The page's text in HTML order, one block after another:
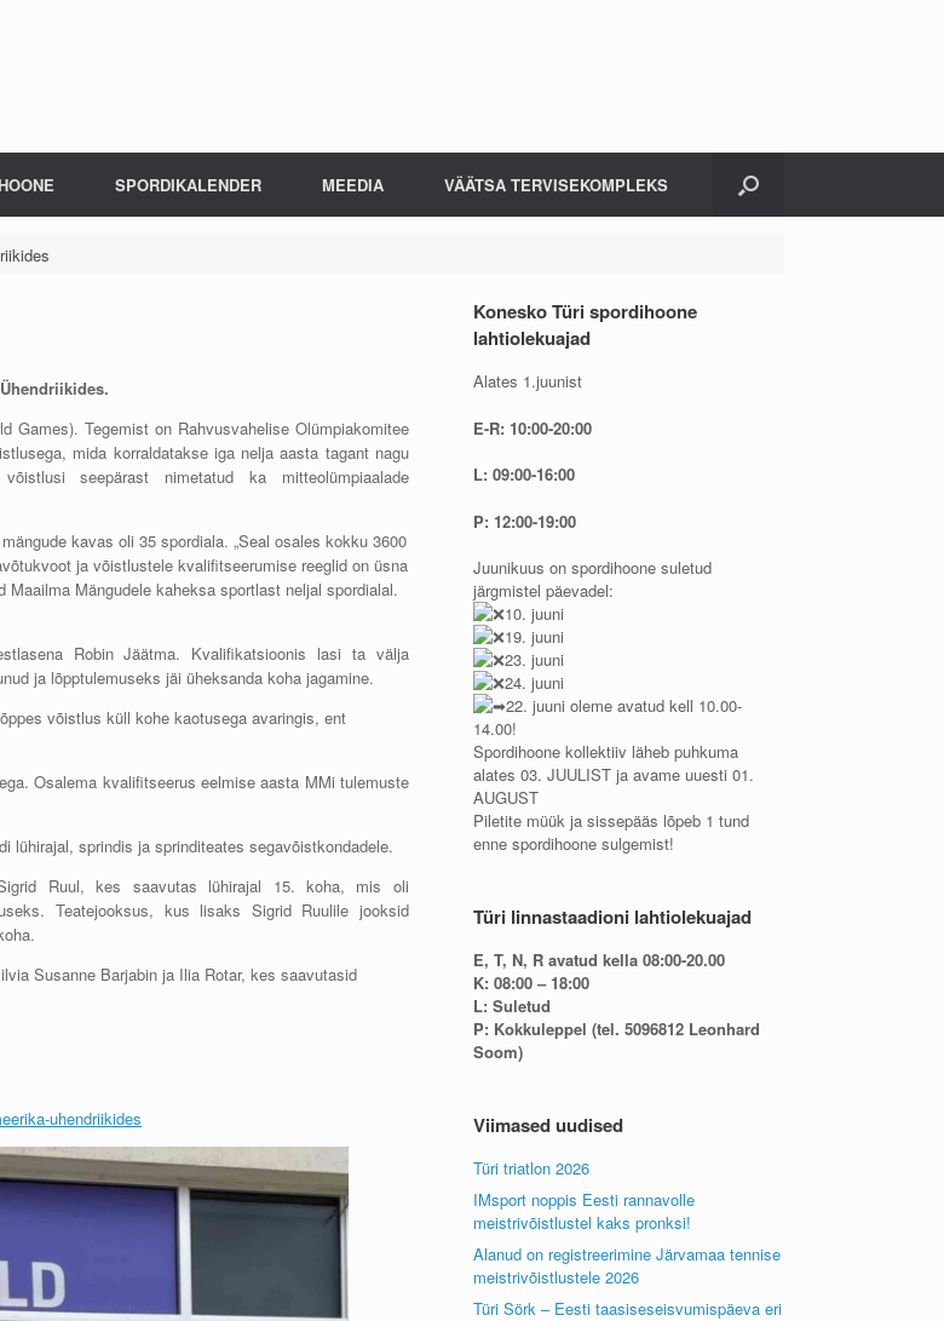
SPORDIKALENDER MEEDIA VÄÄTSA TERVISEKOMPLEKS
Games). Tegemist on Rahvusvahelise Olümpiakomitee
mida korraldatakse iga nelja aasta tagant nagu
seepärast nimetatud ka mitteolümpiaalade
kavas oli 35 spordiala. „Seal osales kokku 3600
ja võistlustele kvalifitseerumise reeglid on üsna
Mängudele kaheksa sportlast neljal spordialal.
Robin Jäätma. Kvalifikatsioonis lasi ta välja
ja lõpptulemuseks jäi üheksanda koha jagamine.
võistlus küll kohe kaotusega avaringis, ent
Osalema kvalifitseerus eelmise aasta MMi tulemuste
lühirajal, sprindis ja sprinditeates segavõistkondadele.
Ruul, kes saavutas lühirajal 15. koha, mis oli
Teatejooksus, kus lisaks Sigrid Ruulile jooksid
Susanne Barjabin ja Ilia Rotar, kes saavutasid
uhendriikides
Konesko Türi spordihoone
lahtiolekuajad
Alates 1.juunist
E-R: 10:00-20:00
L: 09:00-16:00
P: 12:00-19:00
Juunikuus on spordihoone suletud
järgmistel päevadel:
10. juuni
19. juuni
23. juuni
24. juuni
22. juuni oleme avatud kell 10.00-
14.00!
Spordihoone kollektiiv läheb puhkuma
alates 03. JUULIST ja avame uuesti 01.
AUGUST
Piletite müük ja sissepääs lõpeb 1 tund
enne spordihoone sulgemist!
Türi linnastaadioni lahtiolekuajad
E, T, N, R avatud kella 08:00-20.00
K: 08:00 – 18:00
L: Suletud
P: Kokkuleppel (tel. 5096812 Leonhard
Soom)
Viimased uudised
Türi triatlon 2026
IMsport noppis Eesti rannavolle
meistrivõistlustel kaks pronksi!
Alanud on registreerimine Järvamaa tennise
meistrivõistlustele 2026
Türi Sörk – Eesti taasiseseisvumispäeva eri